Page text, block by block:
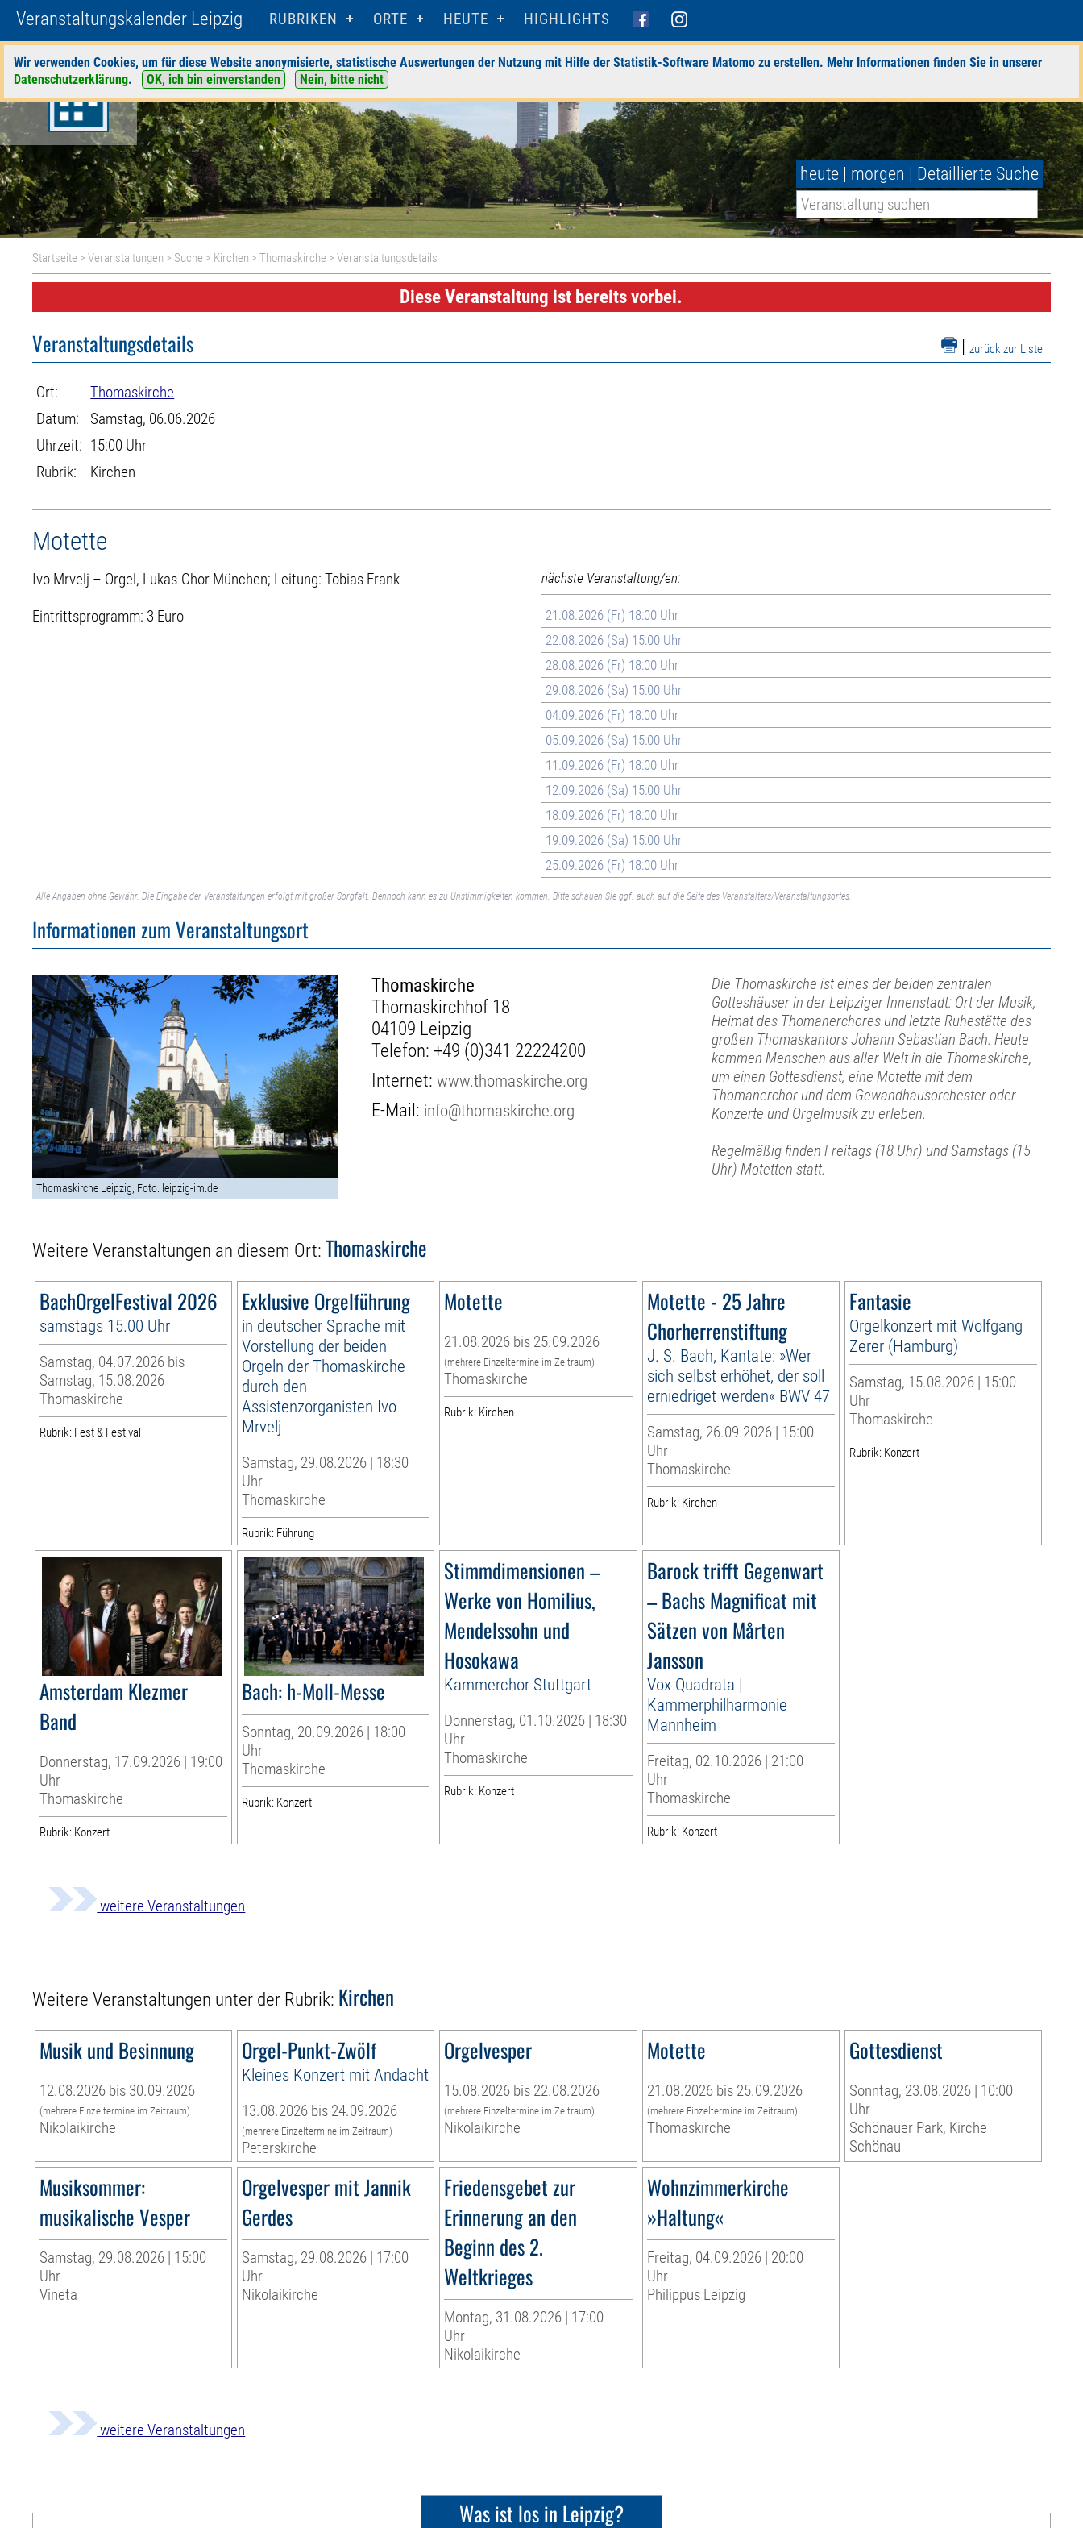
Veranstaltungskalender Leipzig RUBRIKEN ORTE HEUTE HIGHLIGHTS
Wir verwenden Cookies, um für diese Website anonymisierte, statistische Auswertungen der Nutzung mit Hilfe der Statistik-Software Matomo zu erstellen. Mehr Informationen finden Sie in unserer
Datenschutzerklärung. OK, ich bin einverstanden Nein, bitte nicht
heute | morgen | Detaillierte Suche
Startseite >Veranstaltungen > Suche > Kirchen >Thomaskirche > Veranstaltungsdetails
Diese Veranstaltung ist bereits vorbei.
| zurück zur Liste
Veranstaltungsdetails
Ort:
Thomaskirche
Datum:
Samstag, 06.06.2026
Uhrzeit: 15:00 Uhr
Rubrik:
Kirchen
Motette
Ivo Mrvelj – Orgel, Lukas-Chor München; Leitung: Tobias Frank
Eintrittsprogramm: 3 Euro
nächste Veranstaltung/en:
21.08.2026 (Fr) 18:00 Uhr
22.08.2026 (Sa) 15:00 Uhr
28.08.2026 (Fr) 18:00 Uhr
29.08.2026 (Sa) 15:00 Uhr
04.09.2026 (Fr) 18:00 Uhr
05.09.2026 (Sa) 15:00 Uhr
11.09.2026 (Fr) 18:00 Uhr
12.09.2026 (Sa) 15:00 Uhr
18.09.2026 (Fr) 18:00 Uhr
19.09.2026 (Sa) 15:00 Uhr
25.09.2026 (Fr) 18:00 Uhr
Alle Angaben ohne Gewähr. Die Eingabe der Veranstaltungen erfolgt mit großer Sorgfalt. Dennoch kann es zu Unstimmigkeiten kommen. Bitte schauen Sie ggf. auch auf die Seite des Veranstalters/Veranstaltungsortes.
Informationen zum Veranstaltungsort
Thomaskirche Leipzig, Foto: leipzig-im.de
Thomaskirche
Thomaskirchhof 18
04109 Leipzig
Telefon: +49 (0)341 22224200
Internet:www.thomaskirche.org
E-Mail: info@thomaskirche.org
Die Thomaskirche ist eines der beiden zentralen
Gotteshäuser in der Leipziger Innenstadt: Ort der Musik,
Heimat des Thomanerchores und letzte Ruhestätte des
großen Thomaskantors Johann Sebastian Bach. Heute
kommen Menschen aus aller Welt in die Thomaskirche,
um einen Gottesdienst, eine Motette mit dem
Thomanerchor und dem Gewandhausorchester oder
Konzerte und Orgelmusik zu erleben.
Regelmäßig finden Freitags (18 Uhr) und Samstags (15
Uhr) Motetten statt.
Weitere Veranstaltungen an diesem Ort: Thomaskirche
BachOrgelFestival 2026
samstags 15.00 Uhr
Samstag, 04.07.2026 bis
Samstag, 15.08.2026
Thomaskirche
Rubrik: Fest & Festival
Exklusive Orgelführung
in deutscher Sprache mit
Vorstellung der beiden
Orgeln der Thomaskirche
durch den
Assistenzorganisten Ivo
Mrvelj
Samstag, 29.08.2026 | 18:30
Uhr
Thomaskirche
Rubrik: Führung
Motette
21.08.2026 bis 25.09.2026
(mehrere Einzeltermine im Zeitraum)
Thomaskirche
Rubrik: Kirchen
Motette - 25 Jahre
Chorherrenstiftung
J. S. Bach, Kantate: »Wer
sich selbst erhöhet, der soll
erniedriget werden« BWV 47
Samstag, 26.09.2026 | 15:00
Uhr
Thomaskirche
Rubrik: Kirchen
Fantasie
Orgelkonzert mit Wolfgang
Zerer (Hamburg)
Samstag, 15.08.2026 | 15:00
Uhr
Thomaskirche
Rubrik: Konzert
Amsterdam Klezmer
Band
Donnerstag, 17.09.2026 | 19:00
Uhr
Thomaskirche
Rubrik: Konzert
Bach: h-Moll-Messe
Sonntag, 20.09.2026 | 18:00
Uhr
Thomaskirche
Rubrik: Konzert
Stimmdimensionen –
Werke von Homilius,
Mendelssohn und
Hosokawa
Kammerchor Stuttgart
Donnerstag, 01.10.2026 | 18:30
Uhr
Thomaskirche
Rubrik: Konzert
Barock trifft Gegenwart
– Bachs Magnificat mit
Sätzen von Mårten
Jansson
Vox Quadrata |
Kammerphilharmonie
Mannheim
Freitag, 02.10.2026 | 21:00
Uhr
Thomaskirche
Rubrik: Konzert
weitere Veranstaltungen
Weitere Veranstaltungen unter der Rubrik: Kirchen
Musik und Besinnung
12.08.2026 bis 30.09.2026
(mehrere Einzeltermine im Zeitraum)
Nikolaikirche
Orgel-Punkt-Zwölf
Kleines Konzert mit Andacht
13.08.2026 bis 24.09.2026
(mehrere Einzeltermine im Zeitraum)
Peterskirche
Orgelvesper
15.08.2026 bis 22.08.2026
(mehrere Einzeltermine im Zeitraum)
Nikolaikirche
Motette
21.08.2026 bis 25.09.2026
(mehrere Einzeltermine im Zeitraum)
Thomaskirche
Gottesdienst
Sonntag, 23.08.2026 | 10:00
Uhr
Schönauer Park, Kirche
Schönau
Musiksommer:
musikalische Vesper
Samstag, 29.08.2026 | 15:00
Uhr
Vineta
Orgelvesper mit Jannik
Gerdes
Samstag, 29.08.2026 | 17:00
Uhr
Nikolaikirche
Friedensgebet zur
Erinnerung an den
Beginn des 2.
Weltkrieges
Montag, 31.08.2026 | 17:00
Uhr
Nikolaikirche
Wohnzimmerkirche
»Haltung«
Freitag, 04.09.2026 | 20:00
Uhr
Philippus Leipzig
weitere Veranstaltungen
Was ist los in Leipzig?